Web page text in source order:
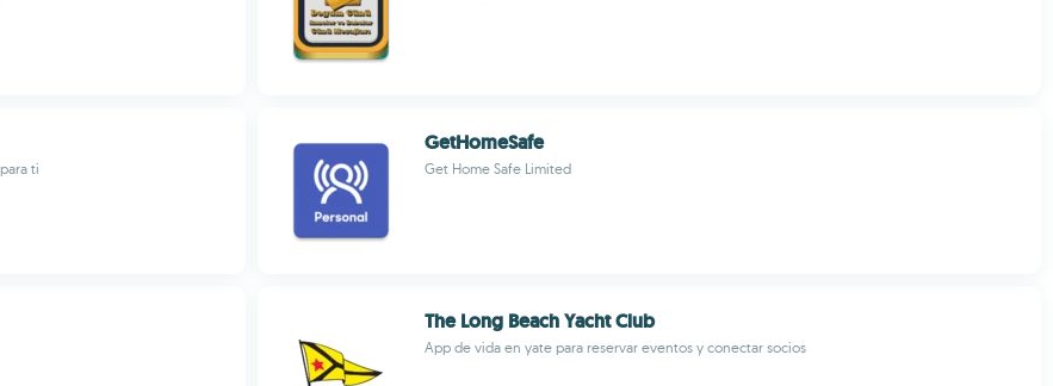
ti
GetHomeSafe
Get Home Safe Limited
The Long Beach Yacht Club
App de vida en yate para reservar eventos y conectar socios